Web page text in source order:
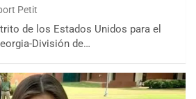
Petit
de los Estados Unidos para el
División de…